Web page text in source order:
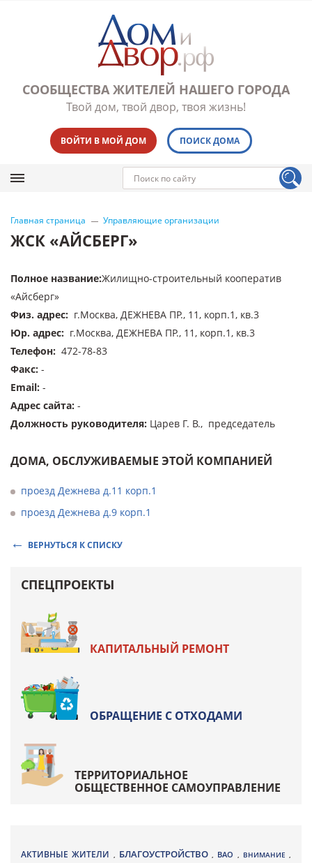
СООБЩЕСТВА ЖИТЕЛЕЙ НАШЕГО ГОРОДА
Твой дом, твой двор, твоя жизнь!
ВОЙТИ В МОЙ ДОМ ПОИСК ДОМА
Главная страница Управляющие организации
ЖСК «АЙСБЕРГ»
Полное название:Жилищно-строительный кооператив
«Айсберг»
Физ. адрес: г.Москва, ДЕЖНЕВА ПР., 11, корп.1, кв.3
Юр. адрес: г.Москва, ДЕЖНЕВА ПР., 11, корп.1, кв.3
Телефон: 472-78-83
Факс: -
Email: -
Адрес сайта: -
Должность руководителя: Царев Г. В., председатель
ДОМА, ОБСЛУЖИВАЕМЫЕ ЭТОЙ КОМПАНИЕЙ
проезд Дежнева д.11 корп.1
проезд Дежнева д.9 корп.1
ВЕРНУТЬСЯ К СПИСКУ
СПЕЦПРОЕКТЫ
КАПИТАЛЬНЫЙ РЕМОНТ
ОБРАЩЕНИЕ С ОТХОДАМИ
ТЕРРИТОРИАЛЬНОЕ
ОБЩЕСТВЕННОЕ САМОУПРАВЛЕНИЕ
АКТИВНЫЕ ЖИТЕЛИ , БЛАГОУСТРОЙСТВО , ВАО , ВНИМАНИЕ ,